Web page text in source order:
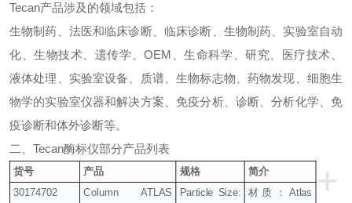
Tecan产品涉及的领域包括：
生物制药、法医和临床诊断、临床诊断、生物制药、实验室自动
化、生物技术、遗传学、OEM 、生命科学、研究、医疗技术、
液体处理、实验室设备、质谱、生物标志物、药物发现、细胞生
物学的实验室仪器和解决方案、免疫分析、诊断、分析化学、免
疫诊断和体外诊断等。
二、 Tecan酶标仪部分产品列表
+
货号 产品 规格
简介
30174702
Column ATLAS Particle Size: 材质：Atlas